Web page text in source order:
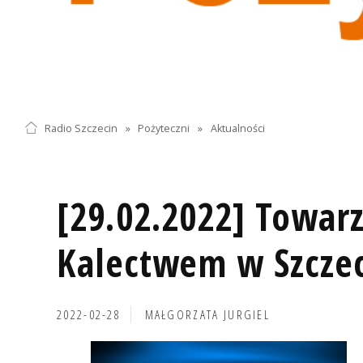
Radio Szczecin » Pożyteczni » Aktualności
[29.02.2022]
Kalectwem w
2022-02-28 MAŁGORZATA JURGIEL